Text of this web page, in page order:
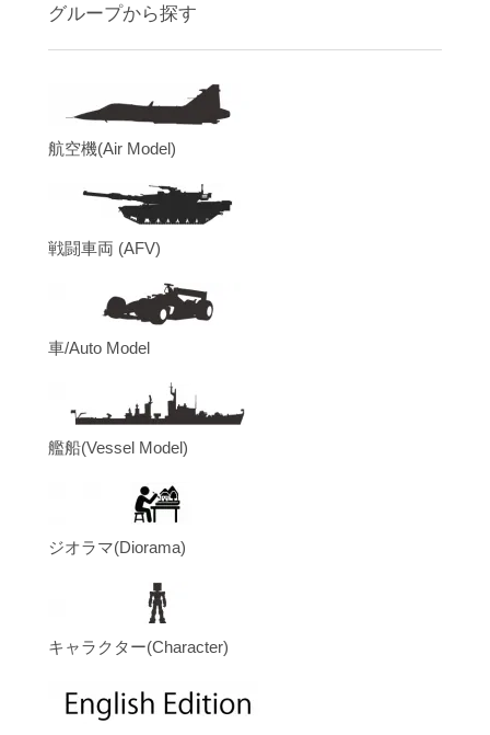
グループから探す
航空機(Air Model)
戦闘車両 (AFV)
車/Auto Model
艦船(Vessel Model)
ジオラマ(Diorama)
キャラクター(Character)